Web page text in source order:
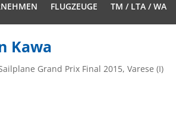
FLUGZEUGE TM / LTA / WA
Kawa
Grand Prix Final 2015, Varese (I)